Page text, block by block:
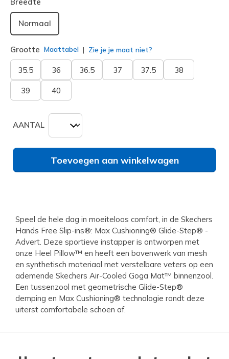
Normaal
Grootte Maattabel Zie je je maat niet?
35.5 36 36.5 37 37.5 38
39 40
AANTAL
Toevoegen aan winkelwagen
Speel de hele dag in moeiteloos comfort, in de Skechers
Hands Free Slip-ins®: Max Cushioning® Glide-Step® -
Advert. Deze sportieve instapper is ontworpen met
onze Heel Pillow™ en heeft een bovenwerk van mesh
en synthetisch materiaal met verstelbare veters op een
ademende Skechers Air-Cooled Goga Mat™ binnenzool.
Een tussenzool met geometrische Glide-Step®
demping en Max Cushioning® technologie rondt deze
uiterst comfortabele schoen af.